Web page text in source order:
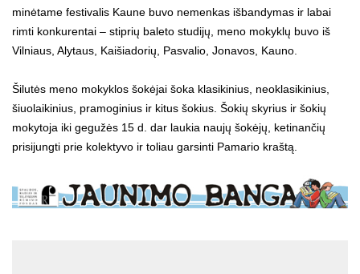
minėtame festivalis Kaune buvo nemenkas išbandymas ir labai
rimti konkurentai – stiprių baleto studijų, meno mokyklų buvo iš
Vilniaus, Alytaus, Kaišiadorių, Pasvalio, Jonavos, Kauno.
Šilutės meno mokyklos šokėjai šoka klasikinius, neoklasikinius,
šiuolaikinius, pramoginius ir kitus šokius. Šokių skyrius ir šokių
mokytoja iki gegužės 15 d. dar laukia naujų šokėjų, ketinančių
prisijungti prie kolektyvo ir toliau garsinti Pamario kraštą.